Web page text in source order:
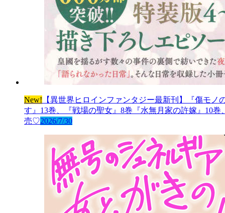
New! 【異世界ヒロインファンタジー最新刊】『傷モ
す』13巻、『戦場の聖女』8巻『水無月家の許嫁』10
売♡2026/7/30